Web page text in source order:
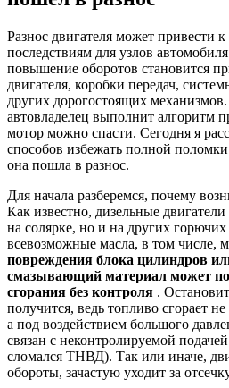
Разнос двигателя может привести
последствиям для узлов
повышение оборотов становится
двигателя, коробки передач,
других дорогостоящих
автовладелец выполнит алгоритм
мотор можно спасти. Сегодня я
способов избежать полной
она пошла в разнос.
Для начала разберемся, почему
Как известно, дизельные двигатели
на солярке, но и на других
всевозможные масла, в том числе,
повреждения блока цилиндров
смазывающий материал может
сгорания без контроля .
получится, ведь топливо сгорает
а под воздействием большого
связан с неконтролируемой
сломался ТНВД). Так или иначе,
обороты, зачастую уходит за